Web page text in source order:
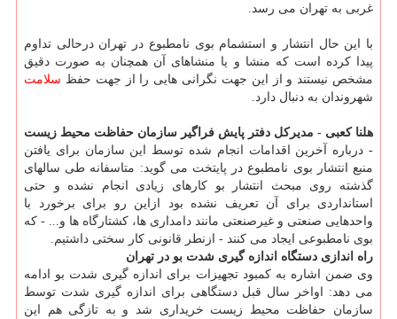
غربی به تهران می رسد.
با این حال انتشار و استشمام بوی نامطبوع در تهران درحالی تداوم
پیدا کرده است که منشا و یا منشاهای آن همچنان به صورت دقیق
مشخص نیستند و از این جهت نگرانی هایی را از جهت حفظ سلامت
شهروندان به دنبال دارد.
هلنا کعبی - مدیرکل دفتر پایش فراگیر سازمان حفاظت محیط زیست
- درباره آخرین اقدامات انجام شده توسط این سازمان برای یافتن
منبع انتشار بوی نامطبوع در پایتخت می گوید: متاسفانه طی سالهای
گذشته روی مبحث انتشار بو کارهای زیادی انجام نشده و حتی
استانداردی برای آن تعریف نشده بود ازاین رو برای برخورد با
واحدهایی صنعتی و غیرصنعتی مانند دامداری ها، کشتارگاه ها و... - که
بوی نامطبوعی ایجاد می کنند - ازنطر قانونی کار سختی داشتیم.
راه اندازی دستگاه اندازه گیری شدت بو در تهران
وی ضمن اشاره به کمبود تجهیزات برای اندازه گیری شدت بو ادامه
می دهد: اواخر سال قبل دستگاهی برای اندازه گیری شدت توسط
سازمان حفاظت محیط زیست خریداری شد و به تازگی هم این